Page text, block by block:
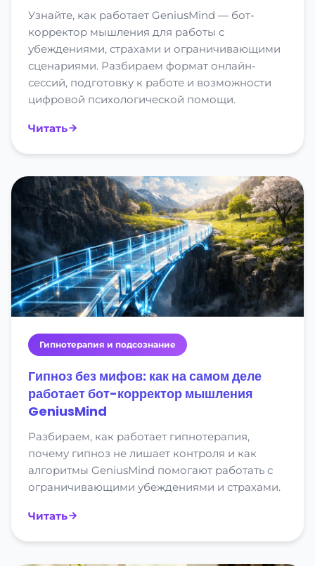
Узнайте, как работает GeniusMind — бот-
корректор мышления для работы с
убеждениями, страхами и ограничивающими
сценариями. Разбираем формат онлайн-
сессий, подготовку к работе и возможности
цифровой психологической помощи.
Читать
Гипнотерапия и подсознание
Гипноз без мифов: как на самом деле
работает бот-корректор мышления
GeniusMind
Разбираем, как работает гипнотерапия,
почему гипноз не лишает контроля и как
алгоритмы GeniusMind помогают работать с
ограничивающими убеждениями и страхами.
Читать